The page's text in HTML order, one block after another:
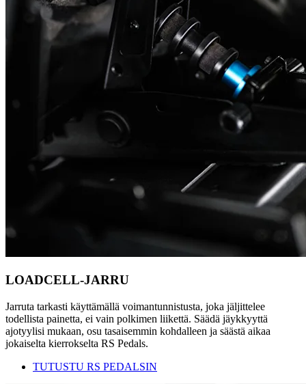
LOADCELL-JARRU
Jarruta tarkasti käyttämällä voimantunnistusta, joka jäljittelee
todellista painetta, ei vain polkimen liikettä. Säädä jäykkyyttä
ajotyylisi mukaan, osu tasaisemmin kohdalleen ja säästä aikaa
jokaiselta kierrokselta RS Pedals.
TUTUSTU RS PEDALSIN